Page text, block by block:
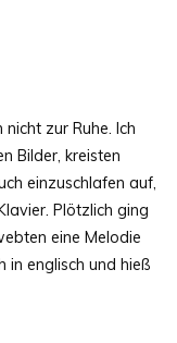
zur Ruhe. Ich
Bilder, kreisten
einzuschlafen auf,
Plötzlich ging
eine Melodie
in englisch und hieß